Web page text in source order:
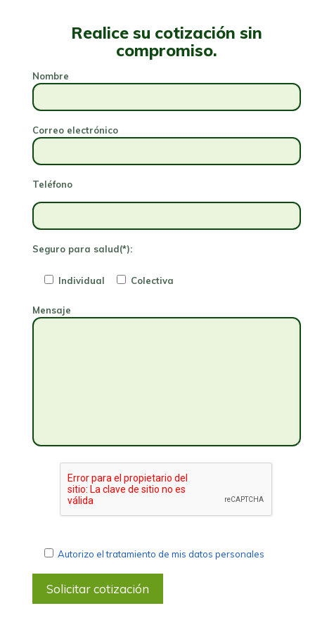
Realice su cotización sin
compromiso.
Nombre
Correo electrónico
Teléfono
Seguro para salud(*):
Individual Colectiva
Mensaje
Autorizo el tratamiento de mis datos personales